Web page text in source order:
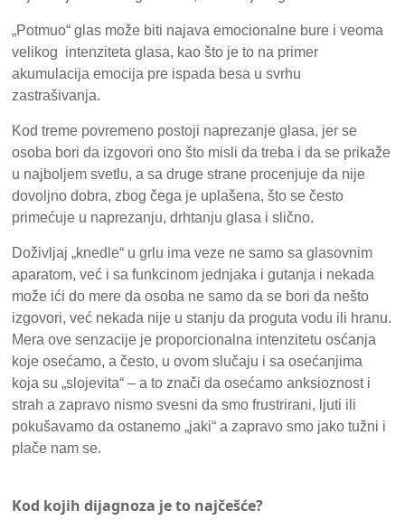
„Potmuo“ glas može biti najava emocionalne bure i veoma
velikog intenziteta glasa, kao što je to na primer
akumulacija emocija pre ispada besa u svrhu
zastrašivanja.
Kod treme povremeno postoji naprezanje glasa, jer se
osoba bori da izgovori ono što misli da treba i da se prikaže
u najboljem svetlu, a sa druge strane procenjuje da nije
dovoljno dobra, zbog čega je uplašena, što se često
primećuje u naprezanju, drhtanju glasa i slično.
Doživljaj „knedle“ u grlu ima veze ne samo sa glasovnim
aparatom, već i sa funkcinom jednjaka i gutanja i nekada
može ići do mere da osoba ne samo da se bori da nešto
izgovori, već nekada nije u stanju da proguta vodu ili hranu.
Mera ove senzacije je proporcionalna intenzitetu osćanja
koje osećamo, a često, u ovom slučaju i sa osećanjima
koja su „slojevita“ – a to znači da osećamo anksioznost i
strah a zapravo nismo svesni da smo frustrirani, ljuti ili
pokušavamo da ostanemo „jaki“ a zapravo smo jako tužni i
plače nam se.
Kod kojih dijagnoza je to najčešće?